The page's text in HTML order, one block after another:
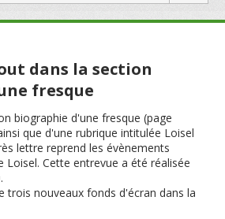
dans la section
fresque
biographie d'une fresque (page
que d'une rubrique intitulée Loisel
lettre reprend les évènements
Loisel. Cette entrevue a été réalisée
trois nouveaux fonds d'écran dans la